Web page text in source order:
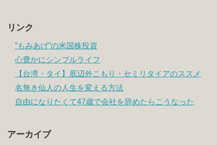
リンク
”もみあげ”の米国株投資
心豊かにシンプルライフ
【台湾・タイ】底辺外こもり・セミリタイアのススメ
名無き仙人の人生を変える方法
自由になりたくて47歳で会社を辞めたらこうなった
アーカイブ